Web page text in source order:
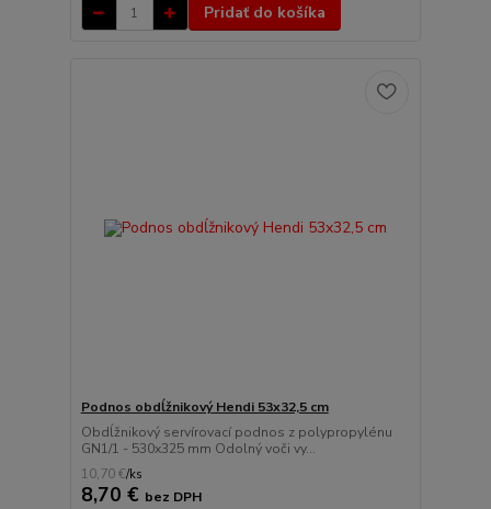
Pridať do košíka
Podnos obdĺžnikový Hendi 53x32,5 cm
Obdĺžnikový servírovací podnos z polypropylénu
GN1/1 - 530x325 mm Odolný voči vy...
10,70 €/ks
8,70 € bez DPH